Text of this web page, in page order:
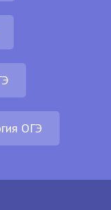
ОГЭ